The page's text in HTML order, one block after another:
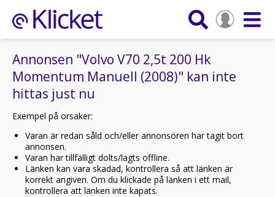
Annonsen "Volvo V70 2,5t 200 Hk
Momentum Manuell (2008)" kan inte
hittas just nu
Exempel på orsaker:
Varan är redan såld och/eller annonsören har tagit bort
annonsen.
Varan har tillfälligt dolts/lagts offline.
Länken kan vara skadad, kontrollera så att länken är
korrekt angiven. Om du klickade på länken i ett mail,
kontrollera att länken inte kapats.